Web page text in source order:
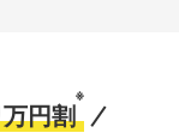
万円割
※